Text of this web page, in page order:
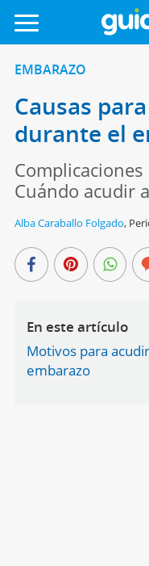
EMBARAZO
Causas
durante el
Cuándo acudir
Alba Caraballo Folgado,
En este artículo
Motivos para
embarazo